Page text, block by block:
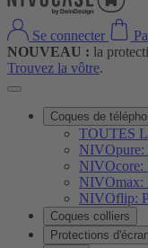
Se connecter
NOUVEAU : la
Trouvez la vôtre.
Coques de
TOUTES
NIVOpure:
NIVOcore:
NIVOmax:
NIVOflip:
Coques colliers
Protections